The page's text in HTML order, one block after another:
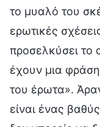
το μυαλό του
ερωτικές
προσελκύσει το
έχουν μια
του έρωτα».
είναι ένας